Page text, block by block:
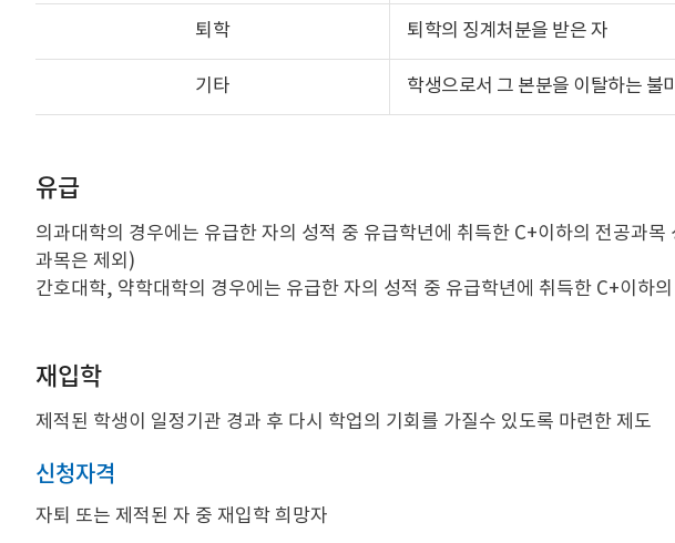
퇴학 퇴학의 징계처분을 받은 자
기타 학생으로서 그 본분을 이탈하는 불
유급
의과대학의 경우에는 유급한 자의 성적 중 유급학년에 취득한 C+이하의 전공과
과목은 제외)
간호대학, 약학대학의 경우에는 유급한 자의 성적 중 유급학년에 취득한 C+이하
재입학
제적된 학생이 일정기관 경과 후 다시 학업의 기회를 가질수 있도록 마련한 제도
신청자격
자퇴 또는 제적된 자 중 재입학 희망자